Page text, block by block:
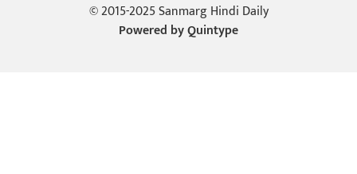
© 2015-2025 Sanmarg Hindi Daily
Powered byQuintype